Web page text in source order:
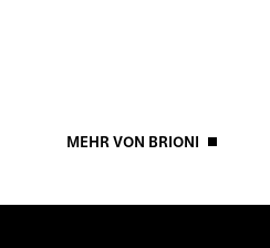
MEHR VON BRIONI